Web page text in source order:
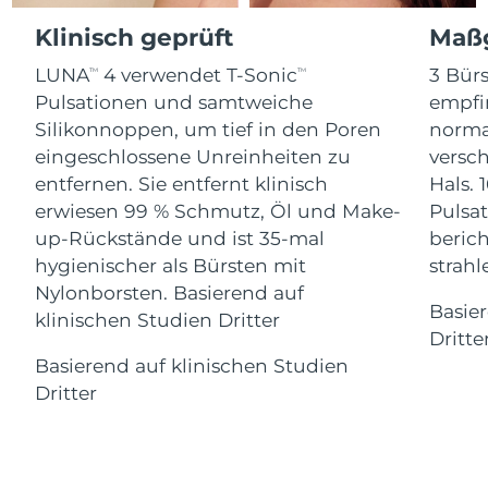
Klinisch geprüft
LUNATM 4 verwendet T-SonicTM
Pulsationen und samtweiche
Silikonnoppen, um tief in den Poren
eingeschlossene Unreinheiten zu
entfernen. Sie entfernt klinisch
erwiesen 99 % Schmutz, Öl und Make-
up-Rückstände und ist 35-mal
hygienischer als Bürsten mit
Nylonborsten. Basierend auf
klinischen Studien Dritter
Basierend auf klinischen Studien
Dritter
3
Hals.
For healthy hair
Kosmetik
Kaufe alles
FOREO APP
ÜBER
Isle of Man 8/13/26
Israel Erwartete Lieferung 8/15/26
Italien Erwartete Lieferung
Japan Erwartete Lieferung
Jersey Erwartete Lieferung 8/16/26
Kasachstan Erwartete Lieferung
8/11/26
Lettland